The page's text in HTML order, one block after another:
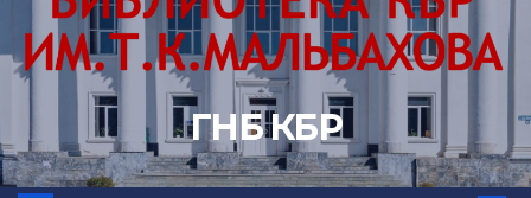
ГНБ КБР